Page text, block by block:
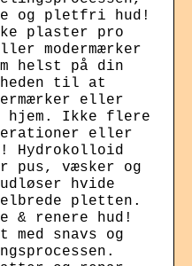
og pletfri hud!
plaster pro
modermærker
helst på din
til at
eller
hjem. Ikke flere
eller
Hydrokolloid
pus, væsker og
hvide
pletten.
& renere hud!
med snavs og